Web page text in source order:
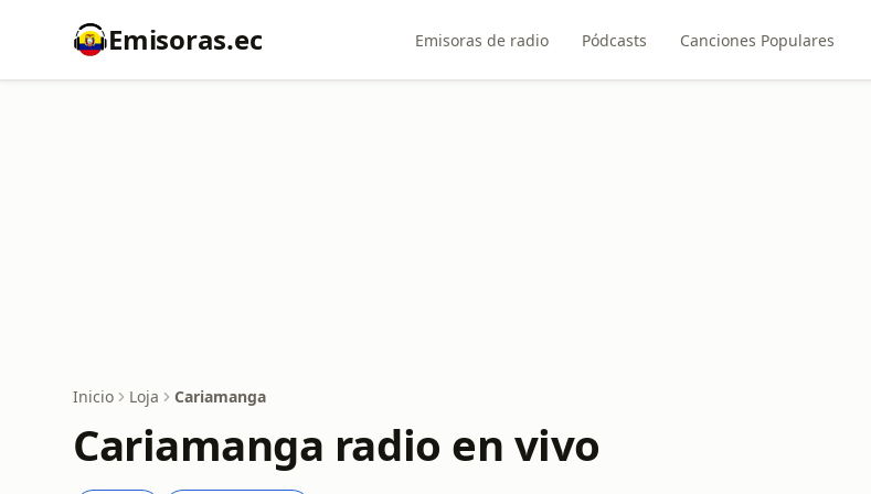
Emisoras.ec Emisoras de radio Pódcasts Canciones Populares
Inicio Loja Cariamanga
Cariamanga radio en vivo